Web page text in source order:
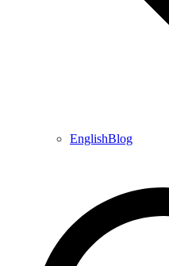
EnglishBlog